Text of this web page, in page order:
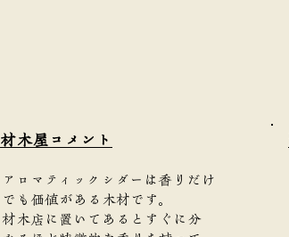
​材木屋コメント
アロマティックシダーは香りだけ
でも価値がある木材です。
材木店に置いてあるとすぐに分